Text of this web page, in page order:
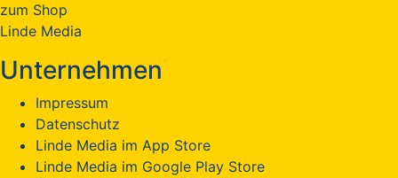
zum Shop
Linde Media
Unternehmen
Impressum
Datenschutz
Linde Media im App Store
Linde Media im Google Play Store